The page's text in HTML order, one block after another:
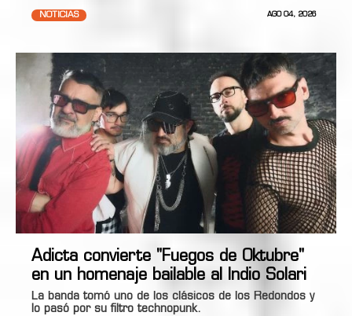
NOTICIAS AGO 04, 2026
Adicta convierte "Fuegos de Oktubre"
en un homenaje bailable al Indio Solari
La banda tomó uno de los clásicos de los Redondos y
lo pasó por su filtro technopunk.